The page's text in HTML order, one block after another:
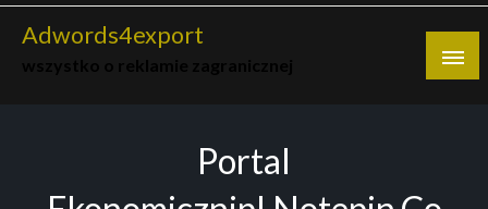
Skip
Adwords4export
Portal